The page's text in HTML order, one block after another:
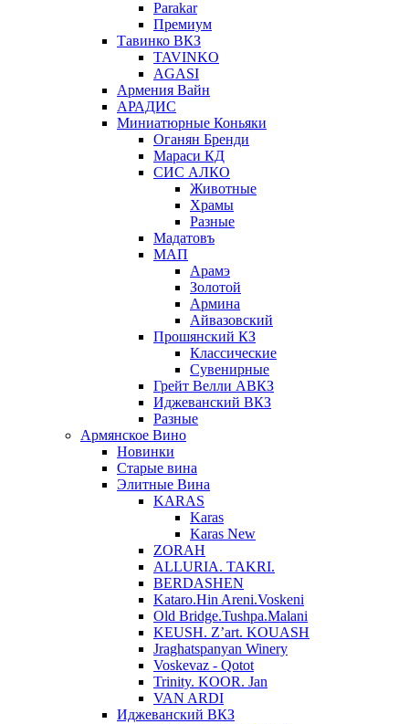
Parakar
Премиум
Тавинко ВКЗ
TAVINKO
AGASI
Армения Вайн
АРАДИС
Миниатюрные Коньяки
Оганян Бренди
Мараси КД
СИС АЛКО
Животные
Храмы
Разные
Мадатовъ
МАП
Арамэ
Золотой
Армина
Айвазовский
Прошянский КЗ
Классические
Сувенирные
Грейт Велли АВКЗ
Иджеванский ВКЗ
Разные
Армянское Вино
Новинки
Старые вина
Элитные Вина
KARAS
Karas
Karas New
ZORAH
ALLURIA. TAKRI.
BERDASHEN
Kataro.Hin Areni.Voskeni
Old Bridge.Tushpa.Malani
KEUSH. Z’art. KOUASH
Jraghatspanyan Winery
Voskevaz - Qotot
Trinity. KOOR. Jan
VAN ARDI
Иджеванский ВКЗ